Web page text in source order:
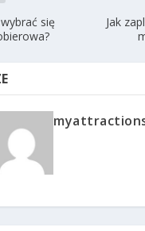
się
Jak